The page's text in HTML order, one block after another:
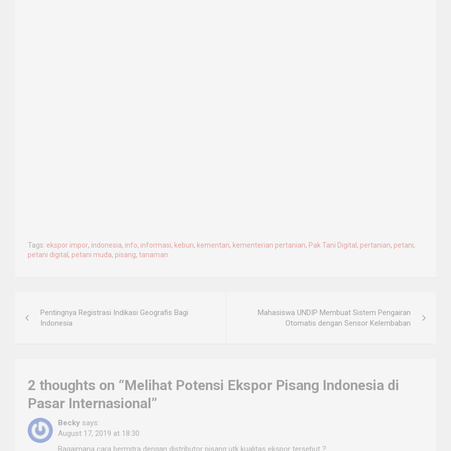
Tags: ekspor impor, indonesia, info, informasi, kebun, kementan, kementerian pertanian, Pak Tani Digital , pertanian, petani,
petani digital , petani muda, pisang, tanaman
navigation
Pentingnya Registrasi Indikasi Geografis Bagi
Indonesia
Mahasiswa UNDIP Membuat Sistem Pengairan
Otomatis dengan Sensor Kelembaban
2 thoughts on “Melihat Potensi Ekspor Pisang Indonesia di
Pasar Internasional ”
Becky says:
August 17, 2019 at 18:30
Bagaimana cara bermitra dengan distributor pisang utk kualitas ekspor tersebut ?